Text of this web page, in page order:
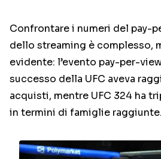
Confrontare i numeri del pay-
dello streaming è complesso,
evidente: l’evento pay-per-
successo della UFC aveva
acquisti, mentre UFC 324 ha
in termini di famiglie raggiunte.